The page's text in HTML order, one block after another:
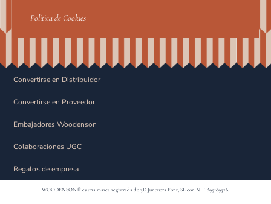
Política de Cookies
Convertirse en Distribuidor
Convertirse en Proveedor
Embajadores Woodenson
Colaboraciones UGC
Regalos de empresa
WOODENSON® es una marca registrada de 3D Junquera Font, SL con NIF B99189326.